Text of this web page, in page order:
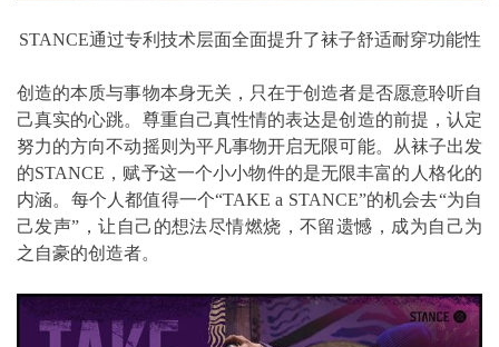
STANCE通过专利技术层面全面提升了袜子舒适耐穿功能性
创造的本质与事物本身无关，只在于创造者是否愿意聆听自
己真实的心跳。尊重自己真性情的表达是创造的前提，认定
努力的方向不动摇则为平凡事物开启无限可能。从袜子出发
的STANCE，赋予这一个小小物件的是无限丰富的人格化的
内涵。每个人都值得一个“TAKE a STANCE”的机会去“为自
己发声”，让自己的想法尽情燃烧，不留遗憾，成为自己为
之自豪的创造者。